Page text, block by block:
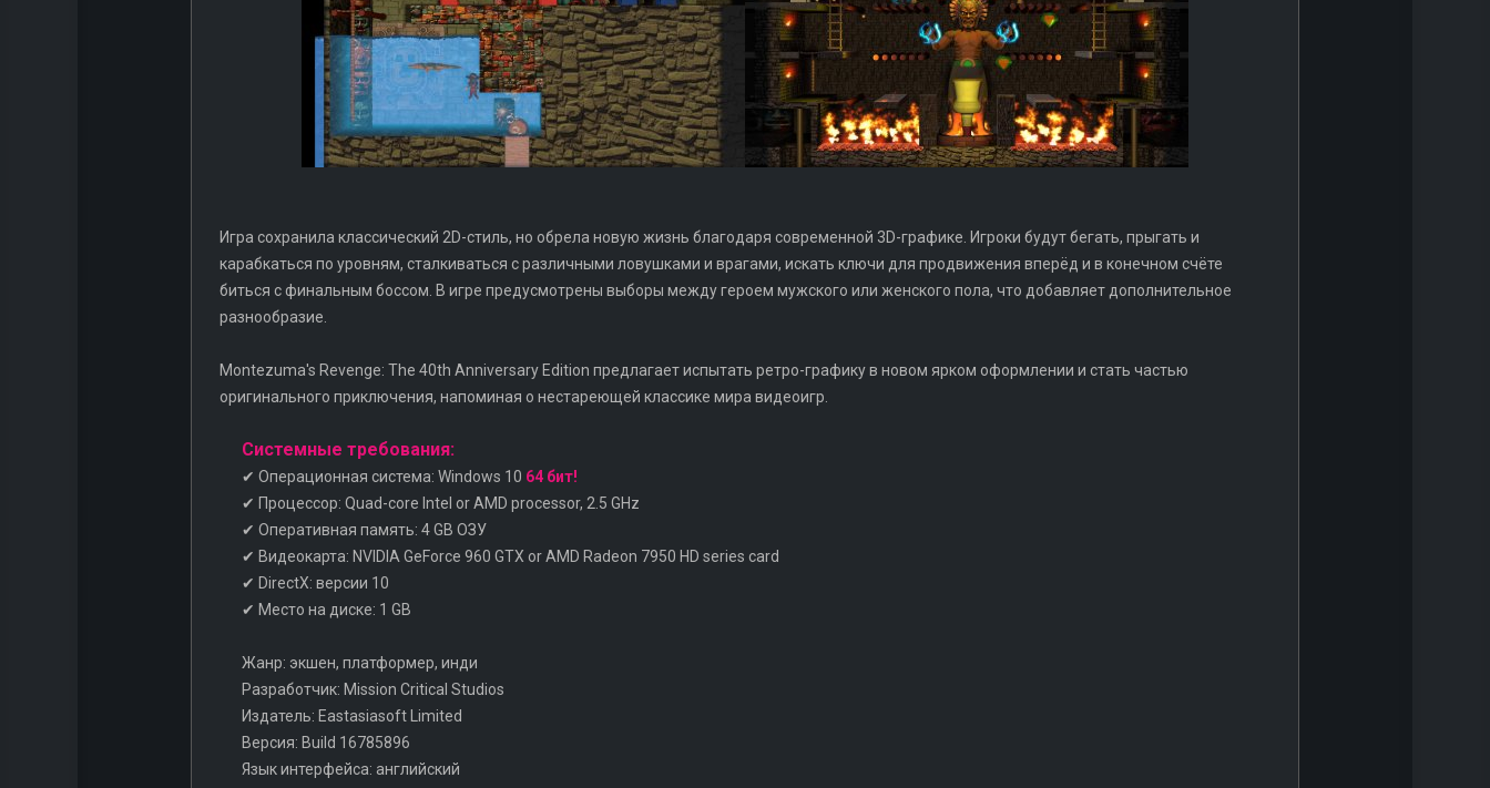
Игра сохранила классический 2D-стиль, но обрела новую жизнь благодаря современной 3D-графике. Игроки будут бегать, прыгать и
карабкаться по уровням, сталкиваться с различными ловушками и врагами, искать ключи для продвижения вперёд и в конечном счёте
биться с финальным боссом. В игре предусмотрены выборы между героем мужского или женского пола, что добавляет дополнительное
разнообразие.
Montezuma's Revenge: The 40th Anniversary Edition предлагает испытать ретро-графику в новом ярком оформлении и стать частью
оригинального приключения, напоминая о нестареющей классике мира видеоигр.
Системные требования:
✔ Операционная система: Windows 10 64 бит!
✔ Процессор: Quad-core Intel or AMD processor, 2.5 GHz
✔ Оперативная память: 4 GB ОЗУ
✔ Видеокарта: NVIDIA GeForce 960 GTX or AMD Radeon 7950 HD series card
✔ DirectX: версии 10
✔ Место на диске: 1 GB
Жанр: экшен, платформер, инди
Разработчик: Mission Critical Studios
Издатель: Eastasiasoft Limited
Версия: Build 16785896
Язык интерфейса: английский